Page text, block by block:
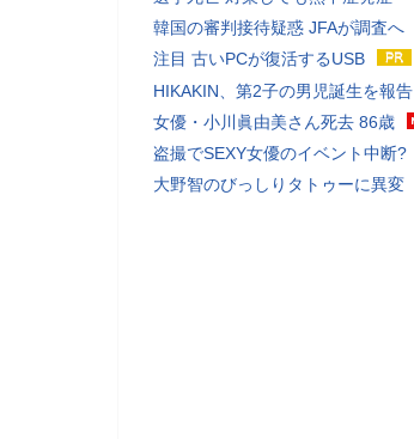
韓国の審判接待疑惑 JFAが調査へ
注目 古いPCが復活するUSB
HIKAKIN、第2子の男児誕生を報告
女優・小川眞由美さん死去 86歳
盗撮でSEXY女優のイベント中断?
大野智のびっしりタトゥーに異変